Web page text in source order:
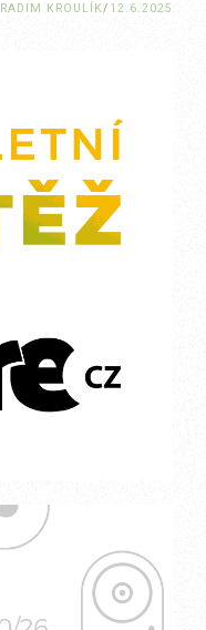
RADIM KROULÍK/ 12.6.2025